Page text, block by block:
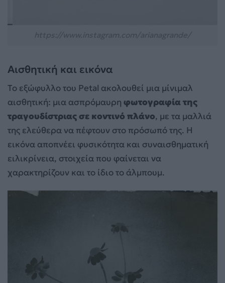
Αισθητική και εικόνα
Το εξώφυλλο του Petal ακολουθεί μια μίνιμαλ
αισθητική: μια ασπρόμαυρη φωτογραφία της
τραγουδίστριας σε κοντινό πλάνο, με τα μαλλιά
της ελεύθερα να πέφτουν στο πρόσωπό της. Η
εικόνα αποπνέει φυσικότητα και συναισθηματική
ειλικρίνεια, στοιχεία που φαίνεται να
χαρακτηρίζουν και το ίδιο το άλμπουμ.